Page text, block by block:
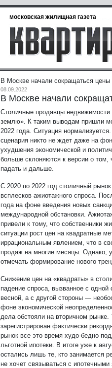
московская жилищная газета
В Москве начали сокращаться
08.09.2022
В Москве начали
Столичные продавцы
землю». К таким выводам пришли
2022 года. Ситуация нормализуется.
сценария никто не ждет даже на
ухудшения экономической и
больше склоняются к версии о
падать и дальше.
С 2020 по 2022 год столичный
всплесков ажиотажного спроса.
года на фоне введения новых
международной обстановки.
привели к тому, что собственники
ситуации рост цен на квадратные
иррациональным явлением, что в
продаж на многие месяцы. Однако,
отмечать формирование нового
Снижение цен на «квадраты» в
падение спроса, вызванное с
весной, а с другой стороны —
фоне экономической
дела обстояли на вторичном
зарегистрирован фактически
рынок все это время худо-бедно
льготной ипотеки. В итоге уже к
остались лишь те, кто занимается
не хочет связываться с ипотечными